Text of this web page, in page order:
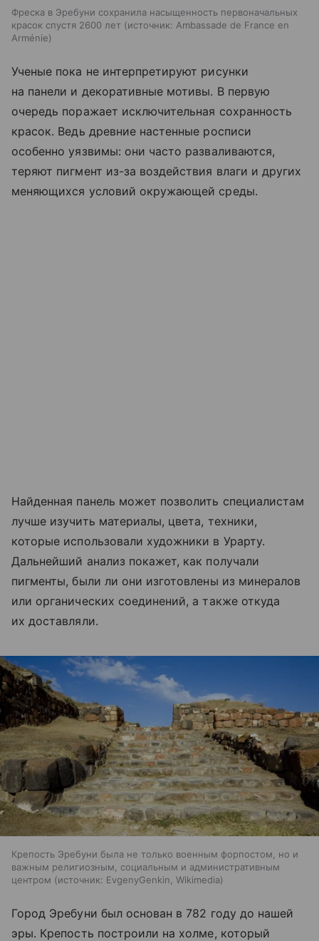
Фреска в Эребуни сохранила насыщенность первоначальных
красок спустя 2600 лет
источник: Ambassade de France en
Arménie
Ученые пока не интерпретируют рисунки
на панели и декоративные мотивы. В первую
очередь поражает исключительная сохранность
красок. Ведь древние настенные росписи
особенно уязвимы: они часто разваливаются,
теряют пигмент из-за воздействия влаги и других
меняющихся условий окружающей среды.
Найденная панель может позволить специалистам
лучше изучить материалы, цвета, техники,
которые использовали художники в Урарту.
Дальнейший анализ покажет, как получали
пигменты, были ли они изготовлены из минералов
или органических соединений, а также откуда
их доставляли.
Крепость Эребуни была не только военным форпостом, но и
важным религиозным, социальным и административным
центром
источник: EvgenyGenkin, Wikimedia
Город Эребуни был основан в 782 году до нашей
эры. Крепость построили на холме, который